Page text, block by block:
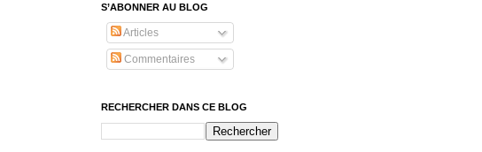
S’ABONNER AU BLOG
Articles
Commentaires
RECHERCHER DANS CE BLOG